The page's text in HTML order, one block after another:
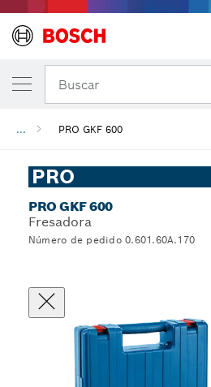
Buscar
... PRO GKF 600
PRO
PRO GKF 600
Fresadora
Número de pedido 0.601.60A.170